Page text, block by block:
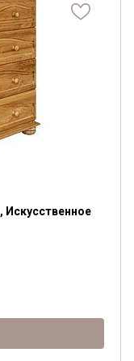
Искусственное